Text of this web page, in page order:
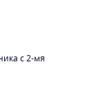
с 2-мя